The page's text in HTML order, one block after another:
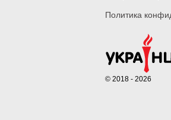
Политика
© 2018 - 2026